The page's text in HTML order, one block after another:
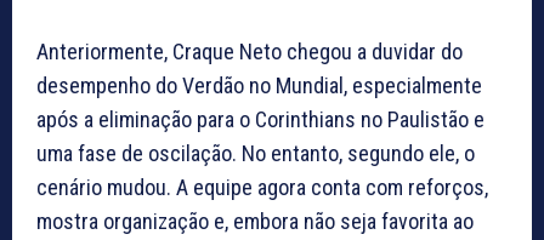
Anteriormente, Craque Neto chegou a duvidar do
desempenho do Verdão no Mundial, especialmente
após a eliminação para o Corinthians no Paulistão e
uma fase de oscilação. No entanto, segundo ele, o
cenário mudou. A equipe agora conta com reforços,
mostra organização e, embora não seja favorita ao